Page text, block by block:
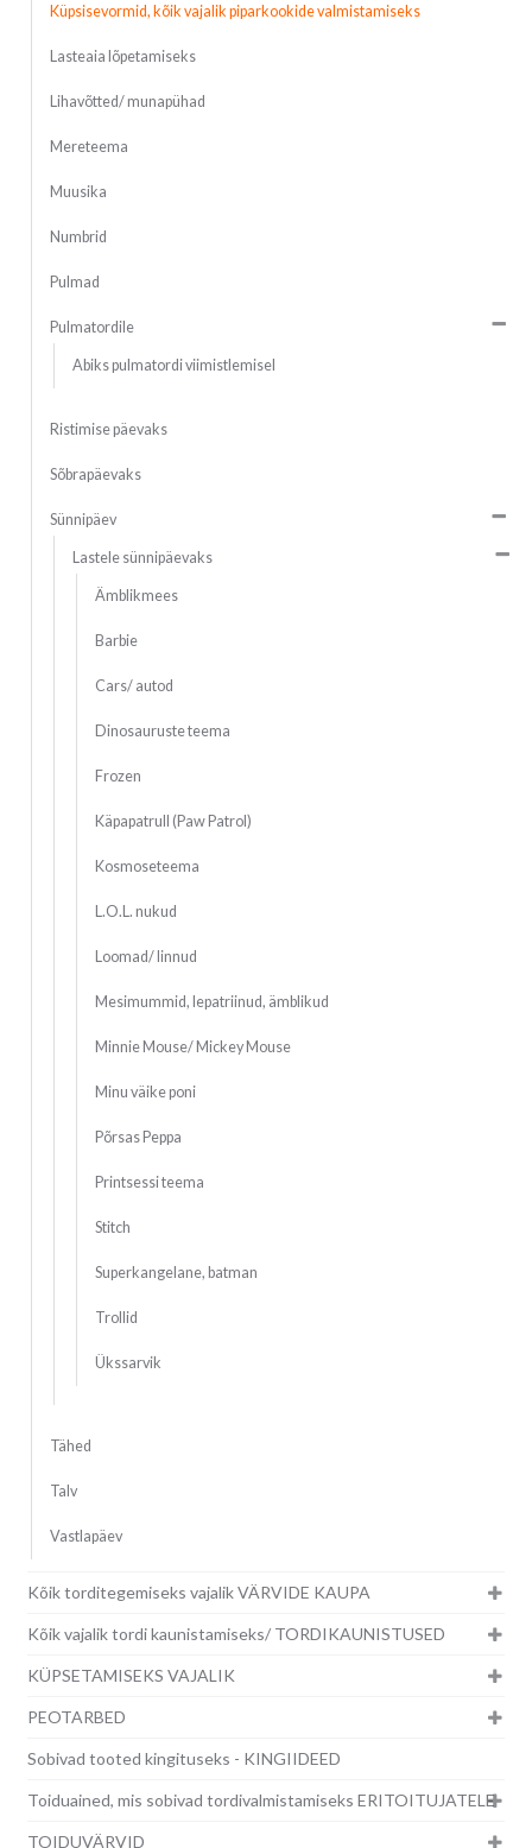
Küpsisevormid, kõik vajalik piparkookide valmistamiseks
Lasteaia lõpetamiseks
Lihavõtted/ munapühad
Mereteema
Muusika
Numbrid
Pulmad
Pulmatordile
Abiks pulmatordi viimistlemisel
Ristimise päevaks
Sõbrapäevaks
Sünnipäev
Lastele sünnipäevaks
Ämblikmees
Barbie
Cars/ autod
Dinosauruste teema
Frozen
Käpapatrull (Paw Patrol)
Kosmoseteema
L.O.L. nukud
Loomad/ linnud
Mesimummid, lepatriinud, ämblikud
Minnie Mouse/ Mickey Mouse
Minu väike poni
Põrsas Peppa
Printsessi teema
Stitch
Superkangelane, batman
Trollid
Ükssarvik
Tähed
Talv
Vastlapäev
Kõik torditegemiseks vajalik VÄRVIDE KAUPA
Kõik vajalik tordi kaunistamiseks/ TORDIKAUNISTUSED
KÜPSETAMISEKS VAJALIK
PEOTARBED
Sobivad tooted kingituseks - KINGIIDEED
Toiduained, mis sobivad tordivalmistamiseks ERITOITUJATELE
TOIDUVÄRVID